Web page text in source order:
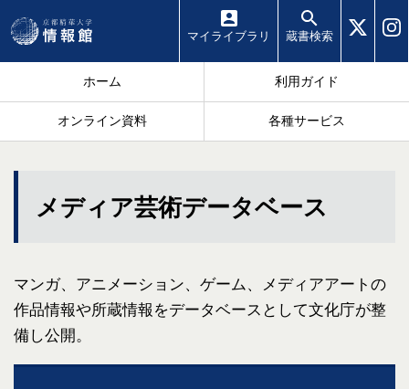
マイ ライブラリ 蔵書検索
ホーム 利用ガイド
オンライン資料 各種サービス
メディア芸術データベース
マンガ、アニメーション、ゲーム、メディアアートの
作品情報や所蔵情報をデータベースとして文化庁が整
備し公開。